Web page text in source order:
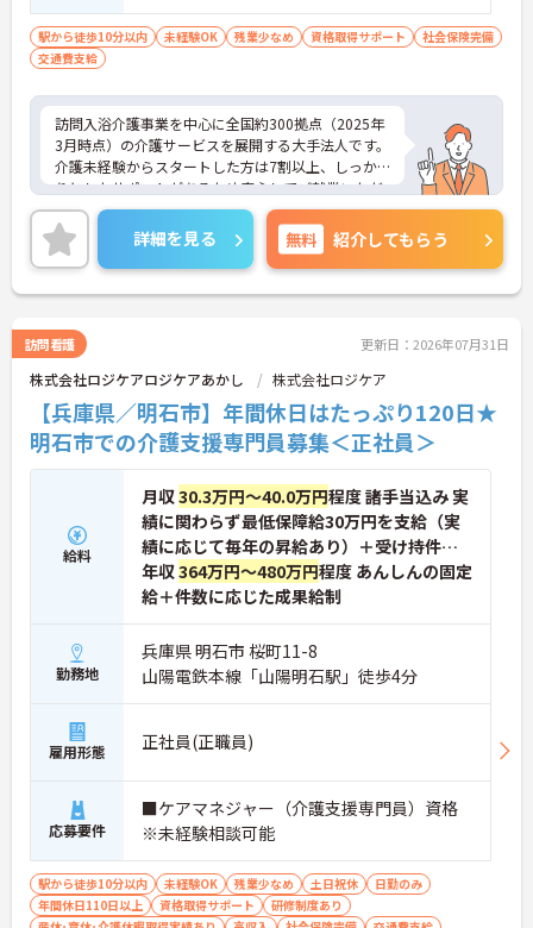
駅から徒歩10分以内 未経験OK 残業少なめ 資格取得サポート
社会保険完備
交通費支給
訪問入浴介護事業を中心に全国約300拠点（2025年
3月時点）の介護サービスを展開する大手法人です。
介護未経験からスタートした方は7割以上、しっか
りとしたサポートがあるため安心してご就業いただ
けます。お風呂に入れなくて困っている方に、手を
差し伸べてあげられるとてもやりがいのあるお仕事
です。ご興味ある方には、面接対策ポイントなど、
さらに詳細をお話しいたしますのでお気軽にご相談
ください！
詳細を見る 無料 紹介してもらう
訪問看護 更新日：2026年07月31日
株式会社ロジケアロジケアあかし 株式会社ロジケア
【兵庫県／明石市】年間休日はたっぷり120日★
明石市での介護支援専門員募集＜正社員＞
給料
月収30.3万円～40.0万円程度 諸手当込み 実
績に関わらず最低保障給30万円を支給（実
績に応じて毎年の昇給あり）＋受け持件数
に
年収364万円～480万円程度 あんしんの固定
給＋件数に応じた成果給制
勤務地
兵庫県 明石市 桜町11-8
山陽電鉄本線「山陽明石駅」徒歩4分
雇用形態 正社員(正職員)
応募要件
■ケアマネジャー（介護支援専門員）資格
※未経験相談可能
駅から徒歩10分以内 未経験OK 残業少なめ 土日祝休
日勤のみ
年間休日110日以上
資格取得サポート
研修制度あり